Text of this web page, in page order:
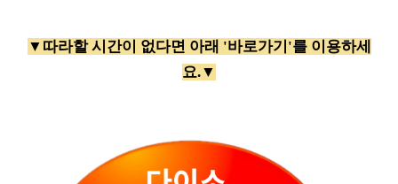
▼따라할 시간이 없다면 아래 '바로가기'를 이용하세
요.▼